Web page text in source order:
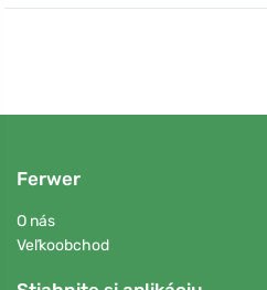
Ferwer
O nás
Veľkoobchod